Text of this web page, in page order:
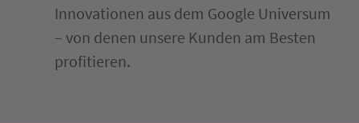
Innovationen aus dem Google Universum
– von denen unsere Kunden am Besten
profitieren.